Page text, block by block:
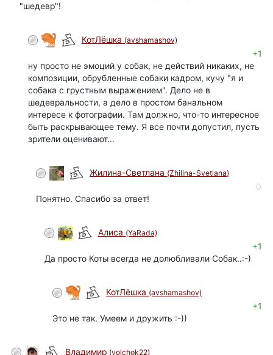
"шедевр"!
КотЛёшка (avshamashov)
+1
ну просто не эмоций у собак, не действий никаких, не
композиции, обрубленные собаки кадром, кучу "я и
собака с грустным выражением". Дело не в
шедевральности, а дело в простом банальном
интересе к фотографии. Там должно, что-то интересное
быть раскрывающее тему. Я все почти допустил, пусть
зрители оценивают...
Жилина-Светлана (Zhilina-Svetlana)
0
Понятно. Спасибо за ответ!
Алиса (YaRada)
+1
Да просто Коты всегда не долюбливали Собак..:-)
КотЛёшка (avshamashov)
+1
Это не так. Умеем и дружить :-))
Владимир (volchok22)